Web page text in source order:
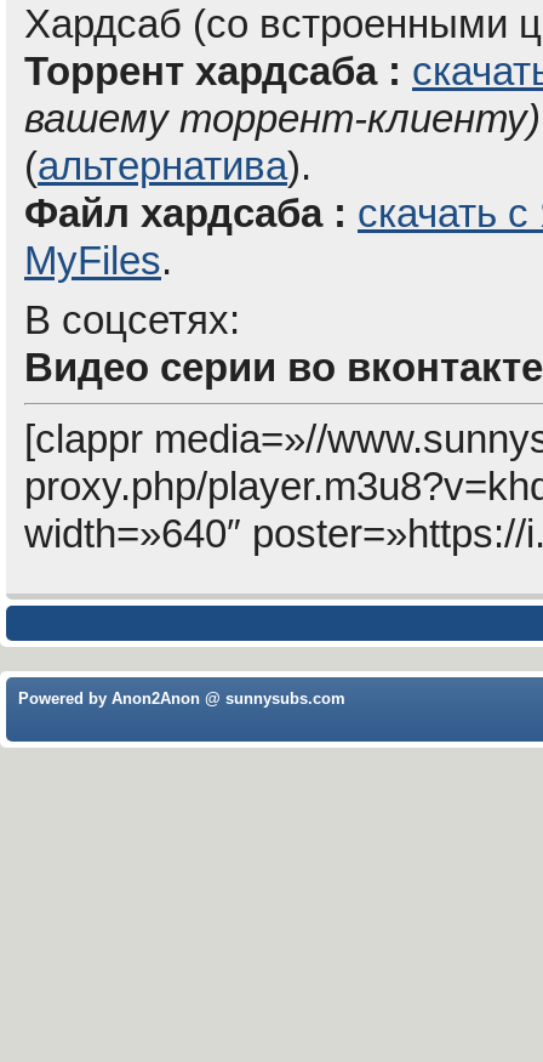
Хардсаб (со встроенными
Торрент хардсаба :
вашему торрент-клиенту)
(альтернатива).
Файл хардсаба : скачать
MyFiles.
В соцсетях:
Видео серии во
[clappr media=»//
proxy.php/
width=»640″
Powered by Anon2Anon @ sunnysubs.com